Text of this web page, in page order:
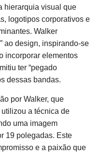
hierarquia visual que
logotipos corporativos e
Walker
ao design, inspirando-se
incorporar elementos
ter “pegado
dessas bandas.
por Walker, que
a técnica de
uma imagem
19 polegadas. Este
e a paixão que